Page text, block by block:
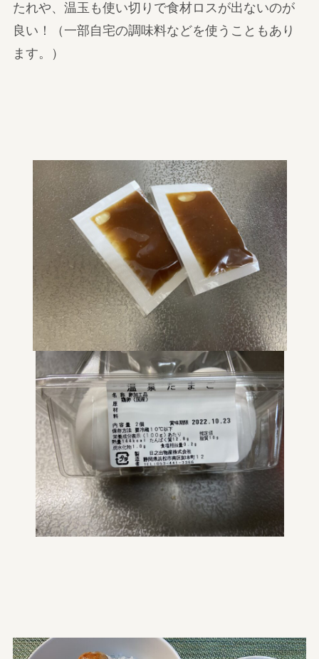
たれや、温玉も使い切りで食材ロスが出ないのが
良い！（一部自宅の調味料などを使うこともあり
ます。）